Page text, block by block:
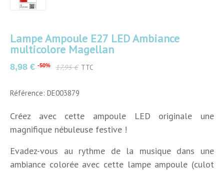
Lampe Ampoule E27 LED Ambiance
multicolore Magellan
8,98 € -50% 17,95 € TTC
Référence: DE003879
Créez avec cette ampoule LED originale une
magnifique nébuleuse festive !
Evadez-vous au rythme de la musique dans une
ambiance colorée avec cette lampe ampoule (culot
Couleurs
Matériau
Dimensions 14 x7 cm
Hauteur 14 cm
Largeur 7 cm